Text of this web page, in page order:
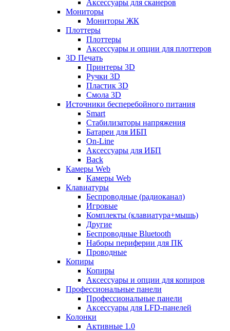
Аксессуары для сканеров
Мониторы
Мониторы ЖК
Плоттеры
Плоттеры
Аксессуары и опции для плоттеров
3D Печать
Принтеры 3D
Ручки 3D
Пластик 3D
Смола 3D
Источники бесперебойного питания
Smart
Стабилизаторы напряжения
Батареи для ИБП
On-Line
Аксессуары для ИБП
Back
Камеры Web
Камеры Web
Клавиатуры
Беспроводные (радиоканал)
Игровые
Комплекты (клавиатура+мышь)
Другие
Беспроводные Bluetooth
Наборы периферии для ПК
Проводные
Копиры
Копиры
Аксессуары и опции для копиров
Профессиональные панели
Профессиональные панели
Аксессуары для LFD-панелей
Колонки
Активные 1.0